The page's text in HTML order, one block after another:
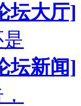
坛大厅]
坛新闻]